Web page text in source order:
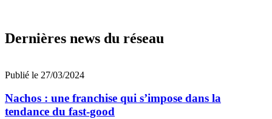
Dernières news du réseau
Publié le 27/03/2024
Nachos : une franchise qui s’impose dans la
tendance du fast-good